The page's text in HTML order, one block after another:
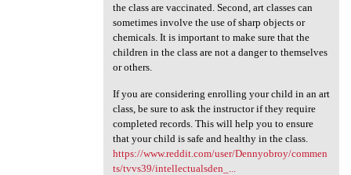
the class are vaccinated. Second, art classes can
sometimes involve the use of sharp objects or
chemicals. It is important to make sure that the
children in the class are not a danger to themselves
or others.
If you are considering enrolling your child in an art
class, be sure to ask the instructor if they require
completed records. This will help you to ensure
that your child is safe and healthy in the class.
https://www.reddit.com/user/Dennyobroy/commen
ts/tvvs39/intellectualsden_...